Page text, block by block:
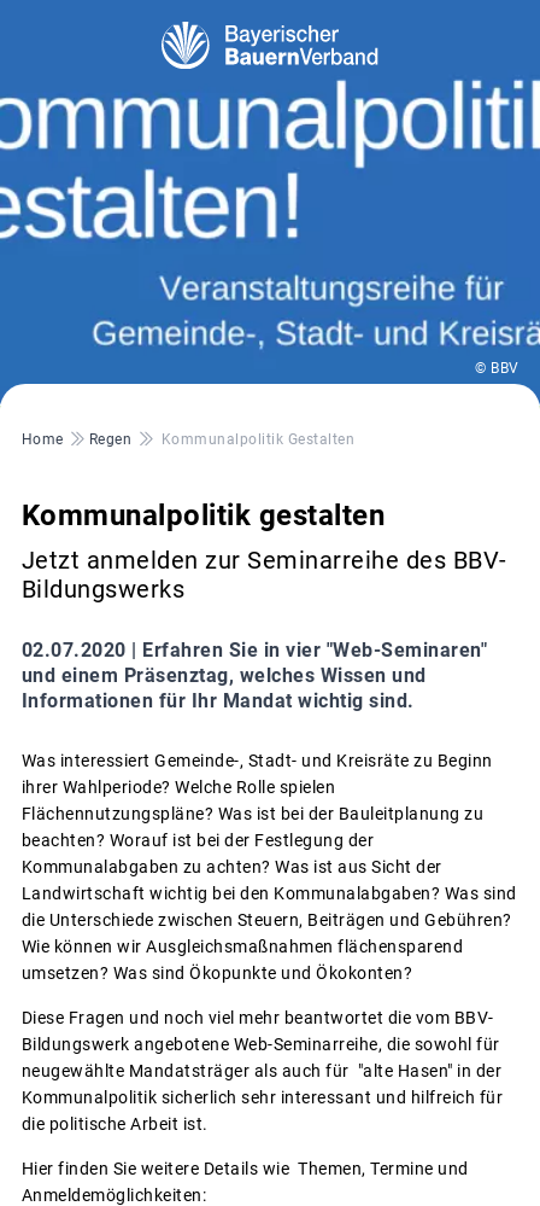
© BBV
Pfadnavigation
Home Regen Kommunalpolitik Gestalten
Kommunalpolitik gestalten
Jetzt anmelden zur Seminarreihe des BBV-
Bildungswerks
02.07.2020 | Erfahren Sie in vier "Web-Seminaren"
und einem Präsenztag, welches Wissen und
Informationen für Ihr Mandat wichtig sind.
Was interessiert Gemeinde-, Stadt- und Kreisräte zu Beginn
ihrer Wahlperiode? Welche Rolle spielen
Flächennutzungspläne? Was ist bei der Bauleitplanung zu
beachten? Worauf ist bei der Festlegung der
Kommunalabgaben zu achten? Was ist aus Sicht der
Landwirtschaft wichtig bei den Kommunalabgaben? Was sind
die Unterschiede zwischen Steuern, Beiträgen und Gebühren?
Wie können wir Ausgleichsmaßnahmen flächensparend
umsetzen? Was sind Ökopunkte und Ökokonten?
Diese Fragen und noch viel mehr beantwortet die vom BBV-
Bildungswerk angebotene Web-Seminarreihe, die sowohl für
neugewählte Mandatsträger als auch für "alte Hasen" in der
Kommunalpolitik sicherlich sehr interessant und hilfreich für
die politische Arbeit ist.
Hier finden Sie weitere Details wie Themen, Termine und
Anmeldemöglichkeiten: